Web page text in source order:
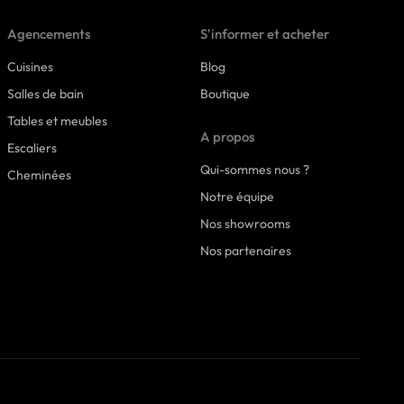
Agencements
Cuisines
Salles de bain
Tables et meubles
Escaliers
Cheminées
S'informer et acheter
Blog
Boutique
A propos
Qui-sommes nous ?
Notre équipe
Nos showrooms
Nos partenaires